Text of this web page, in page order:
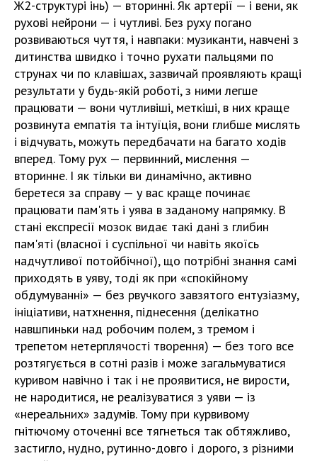
Ж2-структурі інь) — вторинні. Як артерії — і вени, як
рухові нейрони — і чутливі. Без руху погано
розвиваються чуття, і навпаки: музиканти, навчені з
дитинства швидко і точно рухати пальцями по
струнах чи по клавішах, зазвичай проявляють кращі
результати у будь-якій роботі, з ними легше
працювати — вони чутливіші, меткіші, в них краще
розвинута емпатія та інтуїція, вони глибше мислять
і відчувать, можуть передбачати на багато ходів
вперед. Тому рух — первинний, мислення —
вторинне. І як тільки ви динамічно, активно
беретеся за справу — у вас краще починає
працювати пам'ять і уява в заданому напрямку. В
стані експресії мозок видає такі дані з глибин
пам'яті (власної і суспільної чи навіть якоїсь
надчутливої потойбічної), що потрібні знання самі
приходять в уяву, тоді як при «спокійному
обдумуванні» — без рвучкого завзятого ентузіазму,
ініціативи, натхнення, піднесення (делікатно
навшпиньки над робочим полем, з тремом і
трепетом нетерплячості творення) — без того все
розтягується в сотні разів і може загальмуватися
куривом навічно і так і не проявитися, не вирости,
не народитися, не реалізуватися з уяви — із
«нереальних» задумів. Тому при курвивому
гнітючому оточенні все тягнеться так обтяжливо,
застигло, нудно, рутинно-довго і дорого, з різними